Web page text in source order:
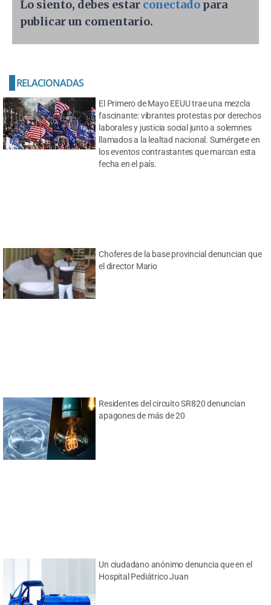
Lo siento, debes estar conectado para
publicar un comentario.
El Primero de Mayo EEUU trae una mezcla
fascinante: vibrantes protestas por derechos
laborales y justicia social junto a solemnes
llamados a la lealtad nacional. Sumérgete en
los eventos contrastantes que marcan esta
fecha en el país.
Choferes de la base provincial denuncian que
el director Mario
Residentes del circuito SR820 denuncian
apagones de más de 20
Un ciudadano anónimo denuncia que en el
Hospital Pediátrico Juan
RELACIONADAS